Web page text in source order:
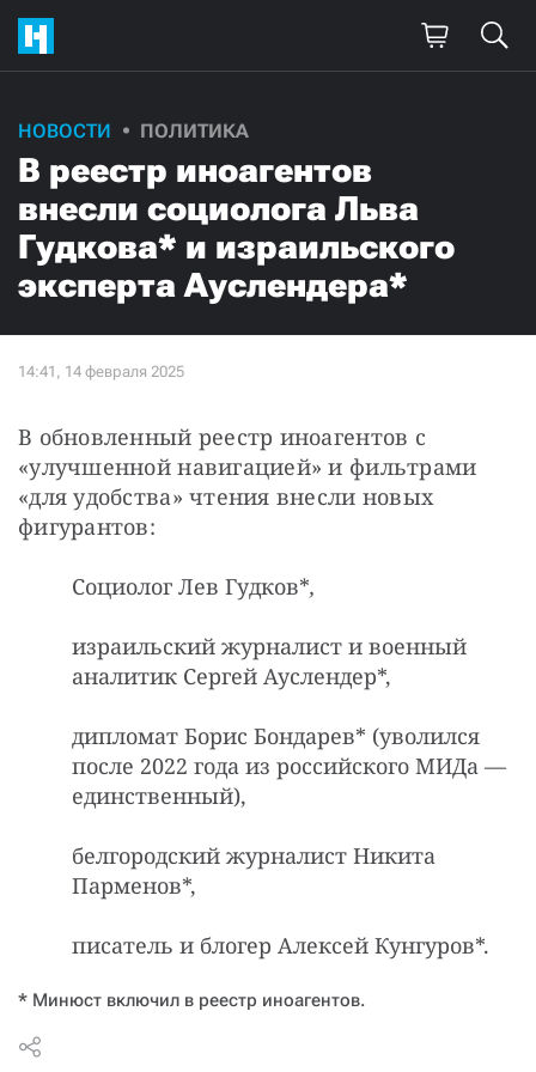
НОВОСТИ ПОЛИТИКА
В реестр иноагентов
внесли социолога Льва
Гудкова* и израильского
эксперта Ауслендера*
В обновленный реестр иноагентов с
«улучшенной навигацией» и фильтрами
«для удобства» чтения внесли новых
фигурантов:
Социолог Лев Гудков*,
израильский журналист и военный
аналитик Сергей Ауслендер*,
дипломат Борис Бондарев* (уволился
после 2022 года из российского МИДа —
единственный),
белгородский журналист Никита
Парменов*,
писатель и блогер Алексей Кунгуров*.
* Минюст включил в реестр иноагентов.